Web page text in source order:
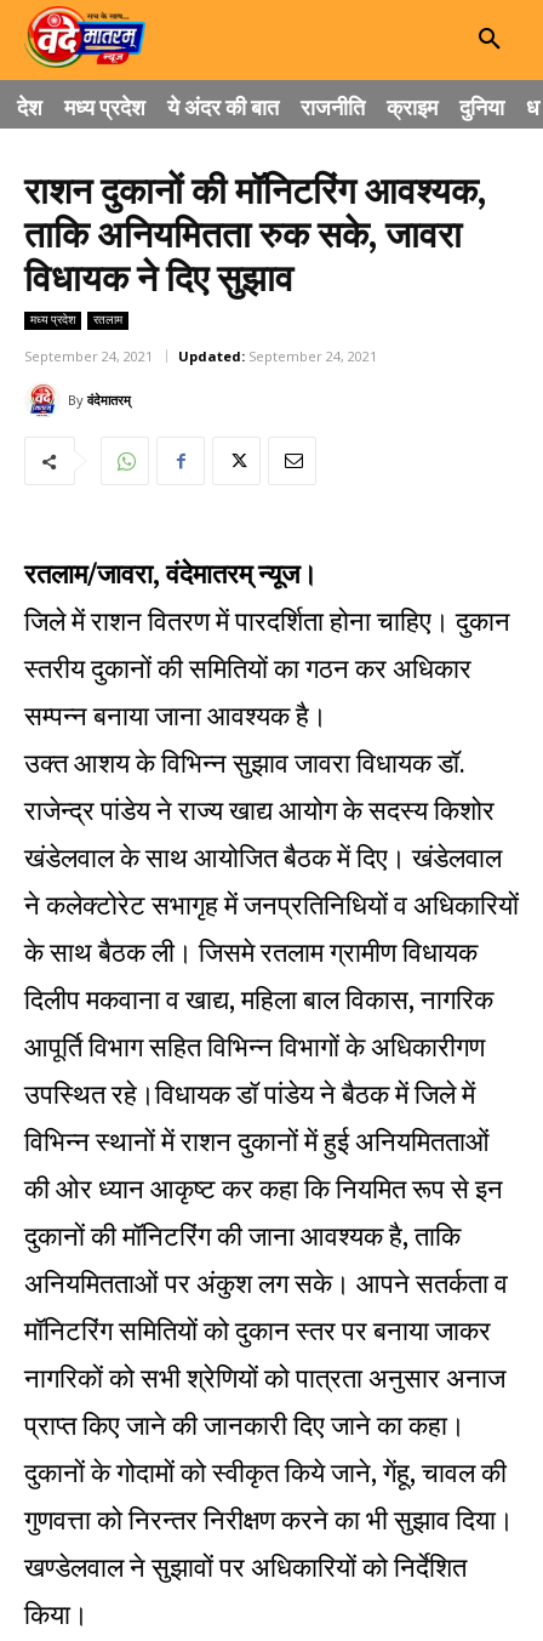
देश मध्य प्रदेश ये अंदर की बात राजनीति क्राइम दुनिया
राशन दुकानों की मॉनिटरिंग आवश्यक,
ताकि अनियमितता रुक सके, जावरा
विधायक ने दिए सुझाव
मध्य प्रदेश रतलाम
September 24, 2021 Updated: September 24, 2021
By वंदेमातरम्
रतलाम/जावरा, वंदेमातरम् न्यूज।
जिले में राशन वितरण में पारदर्शिता होना चाहिए। दुकान
स्तरीय दुकानों की समितियों का गठन कर अधिकार
सम्पन्न बनाया जाना आवश्यक है।
उक्त आशय के विभिन्न सुझाव जावरा विधायक डॉ.
राजेन्द्र पांडेय ने राज्य खाद्य आयोग के सदस्य किशोर
खंडेलवाल के साथ आयोजित बैठक में दिए। खंडेलवाल
ने कलेक्टोरेट सभागृह में जनप्रतिनिधियों व अधिकारियों
के साथ बैठक ली। जिसमे रतलाम ग्रामीण विधायक
दिलीप मकवाना व खाद्य, महिला बाल विकास, नागरिक
आपूर्ति विभाग सहित विभिन्न विभागों के अधिकारीगण
उपस्थित रहे।विधायक डॉ पांडेय ने बैठक में जिले में
विभिन्न स्थानों में राशन दुकानों में हुई अनियमितताओं
की ओर ध्यान आकृष्ट कर कहा कि नियमित रूप से इन
दुकानों की मॉनिटरिंग की जाना आवश्यक है, ताकि
अनियमितताओं पर अंकुश लग सके। आपने सतर्कता व
मॉनिटरिंग समितियों को दुकान स्तर पर बनाया जाकर
नागरिकों को सभी श्रेणियों को पात्रता अनुसार अनाज
प्राप्त किए जाने की जानकारी दिए जाने का कहा।
दुकानों के गोदामों को स्वीकृत किये जाने, गेंहू, चावल की
गुणवत्ता को निरन्तर निरीक्षण करने का भी सुझाव दिया।
खण्डेलवाल ने सुझावों पर अधिकारियों को निर्देशित
किया।